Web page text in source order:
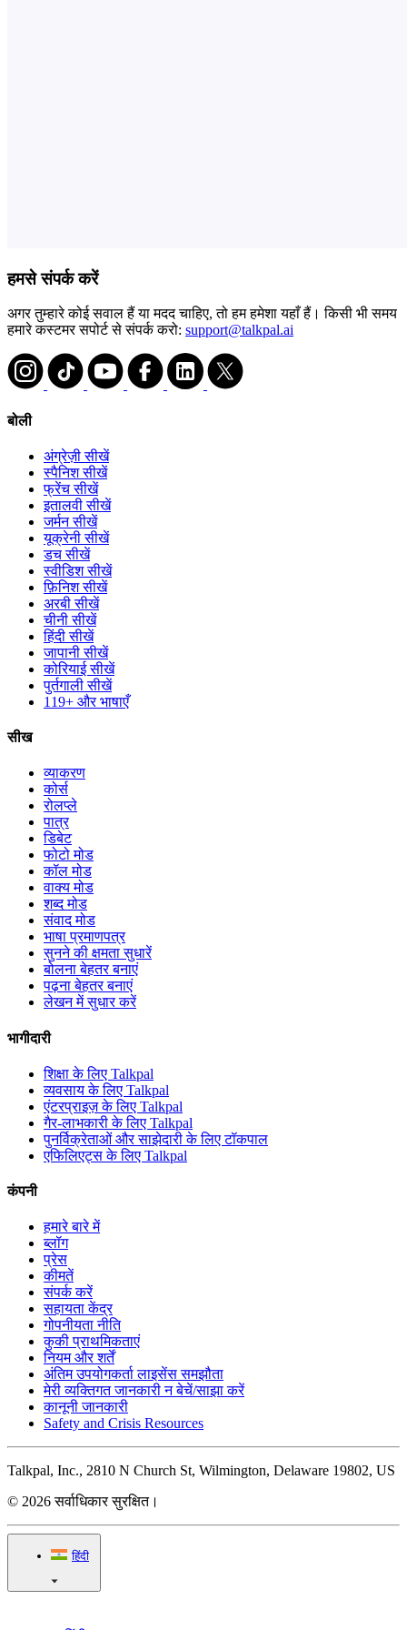
हमसे संपर्क करें
अगर तुम्हारे कोई सवाल हैं या मदद चाहिए, तो हम हमेशा यहाँ हैं। किसी भी समय
हमारे कस्टमर सपोर्ट से संपर्क करो: support@talkpal.ai
बोली
अंग्रेज़ी सीखें
स्पैनिश सीखें
फ्रेंच सीखें
इतालवी सीखें
जर्मन सीखें
यूक्रेनी सीखें
डच सीखें
स्वीडिश सीखें
फ़िनिश सीखें
अरबी सीखें
चीनी सीखें
हिंदी सीखें
जापानी सीखें
कोरियाई सीखें
पुर्तगाली सीखें
119+ और भाषाएँ
सीख
व्याकरण
कोर्स
रोलप्ले
पात्र
डिबेट
फोटो मोड
कॉल मोड
वाक्य मोड
शब्द मोड
संवाद मोड
भाषा प्रमाणपत्र
सुनने की क्षमता सुधारें
बोलना बेहतर बनाएं
पढ़ना बेहतर बनाएं
लेखन में सुधार करें
भागीदारी
शिक्षा के लिए Talkpal
व्यवसाय के लिए Talkpal
एंटरप्राइज़ के लिए Talkpal
गैर-लाभकारी के लिए Talkpal
पुनर्विक्रेताओं और साझेदारी के लिए टॉकपाल
एफिलिएट्स के लिए Talkpal
कंपनी
हमारे बारे में
ब्लॉग
प्रेस
कीमतें
संपर्क करें
सहायता केंद्र
गोपनीयता नीति
कुकी प्राथमिकताएं
नियम और शर्तें
अंतिम उपयोगकर्ता लाइसेंस समझौता
मेरी व्यक्तिगत जानकारी न बेचें/साझा करें
कानूनी जानकारी
Safety and Crisis Resources
Talkpal, Inc., 2810 N Church St, Wilmington, Delaware 19802, US
© 2026 सर्वाधिकार सुरक्षित।
हिंदी